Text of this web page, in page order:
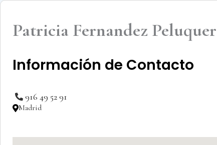
Patricia Fernandez
Información de Contacto
916 49 52 91
Madrid